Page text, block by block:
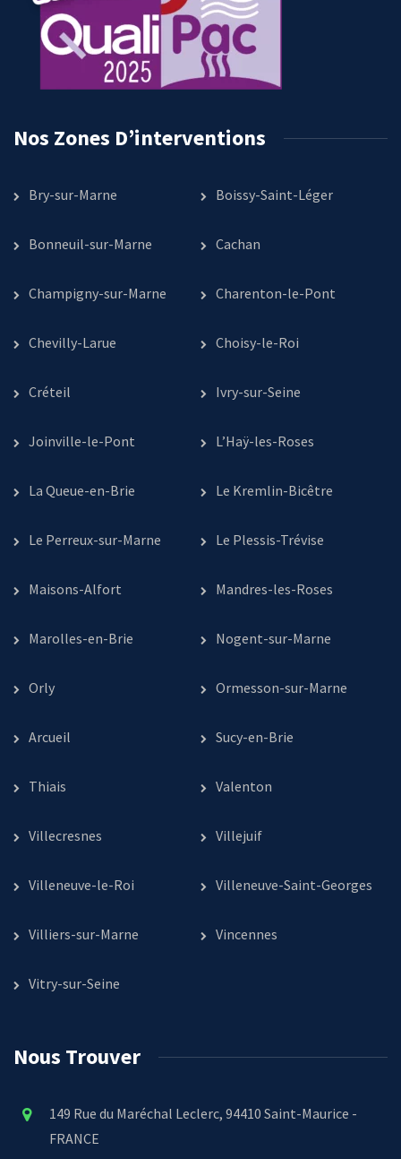
Nos Zones D’interventions
Bry-sur-Marne Boissy-Saint-Léger
Bonneuil-sur-Marne Cachan
Champigny-sur-Marne Charenton-le-Pont
Chevilly-Larue Choisy-le-Roi
Créteil Ivry-sur-Seine
Joinville-le-Pont L’Haÿ-les-Roses
La Queue-en-Brie Le Kremlin-Bicêtre
Le Perreux-sur-Marne Le Plessis-Trévise
Maisons-Alfort Mandres-les-Roses
Marolles-en-Brie Nogent-sur-Marne
Orly Ormesson-sur-Marne
Arcueil Sucy-en-Brie
Thiais Valenton
Villecresnes Villejuif
Villeneuve-le-Roi Villeneuve-Saint-Georges
Villiers-sur-Marne Vincennes
Vitry-sur-Seine
Nous Trouver
149 Rue du Maréchal Leclerc, 94410 Saint-Maurice -
FRANCE